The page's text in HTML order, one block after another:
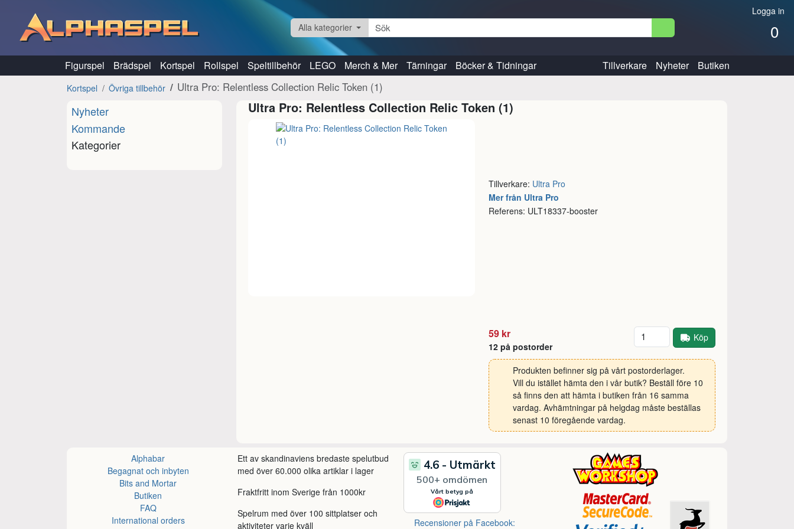
Logga in
0
Alla kategorier
Figurspel Brädspel Kortspel Rollspel Speltillbehör LEGO Merch & Mer Tärningar Böcker & Tidningar Tillverkare Nyheter Butiken
Kortspel Övriga tillbehör Ultra Pro: Relentless Collection Relic Token (1)
Nyheter
Kommande
Kategorier
Ultra Pro: Relentless Collection Relic Token (1)
Tillverkare: Ultra Pro
Mer från Ultra Pro
Referens: ULT18337-booster
59 kr
12 på postorder
Antal Köp
Produkten befinner sig på vårt postorderlager.
Vill du istället hämta den i vår butik? Beställ före 10
så finns den att hämta i butiken från 16 samma
vardag. Avhämtningar på helgdag måste beställas
senast 10 föregående vardag.
Alphabar
Begagnat och inbyten
Bits and Mortar
Butiken
FAQ
International orders
Ett av skandinaviens bredaste spelutbud
med över 60.000 olika artiklar i lager
Fraktfritt inom Sverige från 1000kr
Spelrum med över 100 sittplatser och
aktiviteter varje kväll
Recensioner på Facebook: